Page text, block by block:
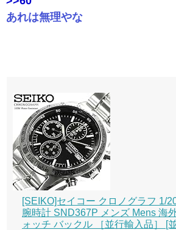
あれは無理やな
[SEIKO]セイコー クロノグラフ 1/
腕時計 SND367P メンズ Mens 海
ォッチ バックル ［並行輸入品］ [